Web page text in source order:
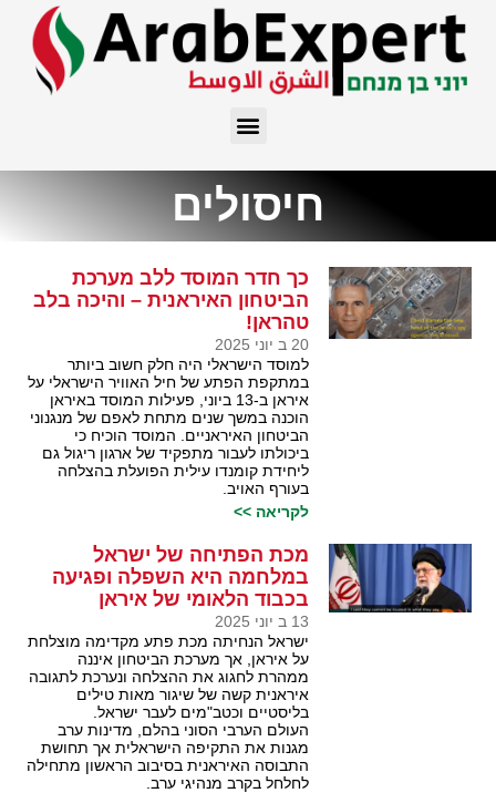
חיסולים
כך חדר המוסד ללב מערכת
הביטחון האיראנית – והיכה בלב
טהראן!
20 ב יוני 2025
למוסד הישראלי היה חלק חשוב ביותר
במתקפת הפתע של חיל האוויר הישראלי על
איראן ב-13 ביוני, פעילות המוסד באיראן
הוכנה במשך שנים מתחת לאפם של מנגנוני
הביטחון האיראניים. המוסד הוכיח כי
ביכולתו לעבור מתפקיד של ארגון ריגול גם
ליחידת קומנדו עילית הפועלת בהצלחה
בעורף האויב.
לקריאה >>
מכת הפתיחה של ישראל
במלחמה היא השפלה ופגיעה
בכבוד הלאומי של איראן
13 ב יוני 2025
ישראל הנחיתה מכת פתע מקדימה מוצלחת
על איראן, אך מערכת הביטחון איננה
ממהרת לחגוג את ההצלחה ונערכת לתגובה
איראנית קשה של שיגור מאות טילים
בליסטיים וכטב"מים לעבר ישראל.
העולם הערבי הסוני בהלם, מדינות ערב
מגנות את התקיפה הישראלית אך תחושת
התבוסה האיראנית בסיבוב הראשון מתחילה
לחלחל בקרב מנהיגי ערב.